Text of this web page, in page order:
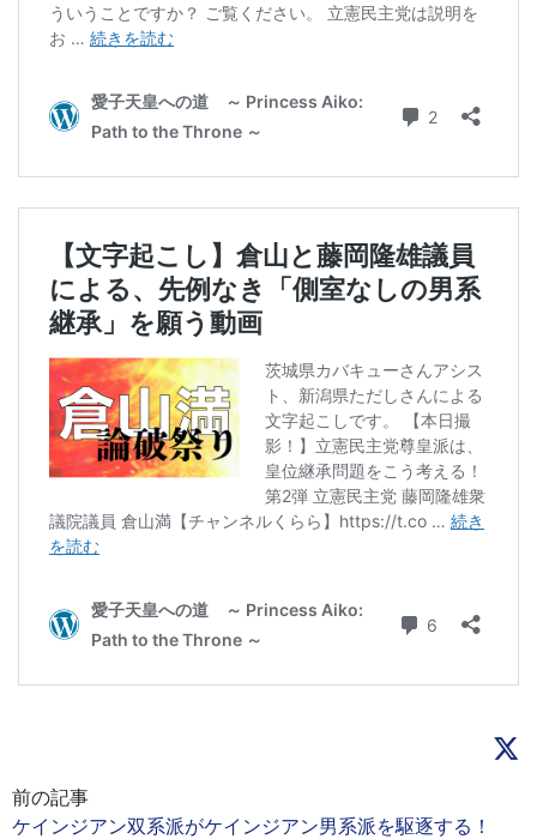
前の記事
ケインジアン双系派がケインジアン男系派を駆逐する！